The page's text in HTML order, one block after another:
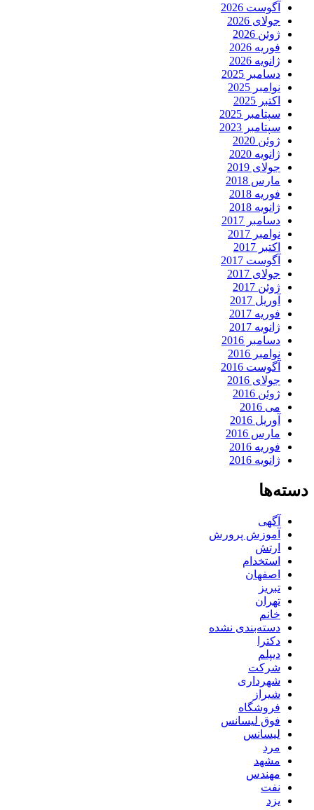
آگوست 2026
جولای 2026
ژوئن 2026
فوریه 2026
ژانویه 2026
دسامبر 2025
نوامبر 2025
اکتبر 2025
سپتامبر 2025
سپتامبر 2023
ژوئن 2020
ژانویه 2020
جولای 2019
مارس 2018
فوریه 2018
ژانویه 2018
دسامبر 2017
نوامبر 2017
اکتبر 2017
آگوست 2017
جولای 2017
ژوئن 2017
آوریل 2017
فوریه 2017
ژانویه 2017
دسامبر 2016
نوامبر 2016
آگوست 2016
جولای 2016
ژوئن 2016
می 2016
آوریل 2016
مارس 2016
فوریه 2016
ژانویه 2016
دسته‌ها
آگهی
آموزش پرورش
ارتش
استخدام
اصفهان
تبریز
تهران
خانم
دسته‌بندی نشده
دکترا
دیپلم
شرکت
شهرداری
شیراز
فروشگاه
فوق لیسانس
لیسانس
مرد
مشهد
مهندس
نفت
یزد